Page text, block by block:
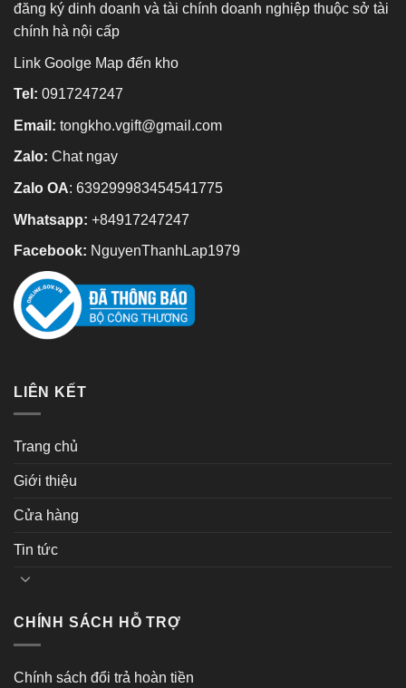
đăng ký dinh doanh và tài chính doanh nghiệp thuộc sở tài
chính hà nội cấp
Link Goolge Map đến kho
Tel: 0917247247
Email: tongkho.vgift@gmail.com
Zalo: Chat ngay
Zalo OA: 639299983454541775
Whatsapp: +84917247247
Facebook: NguyenThanhLap1979
LIÊN KẾT
Trang chủ
Giới thiệu
Cửa hàng
Tin tức
CHÍNH SÁCH HỖ TRỢ
Chính sách đổi trả hoàn tiền